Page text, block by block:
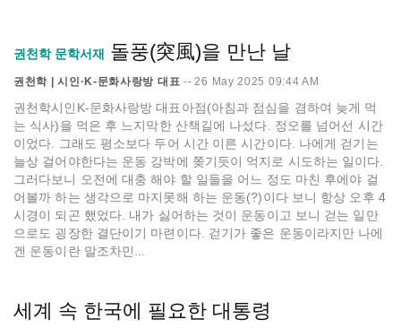
권천학 문학서재 돌풍(突風)을 만난 날
권천학 | 시인·K-문화사랑방 대표 -- 26 May 2025 09:44 AM
권천학시인K-문화사랑방 대표아점(아침과 점심을 겸하여 늦게 먹
는 식사)을 먹은 후 느지막한 산책길에 나섰다. 정오를 넘어선 시간
이었다. 그래도 평소보다 두어 시간 이른 시간이다. 나에게 걷기는
늘상 걸어야한다는 운동 강박에 쫒기듯이 억지로 시도하는 일이다.
그러다보니 오전에 대충 해야 할 일들을 어느 정도 마친 후에야 걸
어볼까 하는 생각으로 마지못해 하는 운동(?)이다 보니 항상 오후 4
시경이 되곤 했었다. 내가 싫어하는 것이 운동이고 보니 걷는 일만
으로도 굉장한 결단이기 마련이다. 걷기가 좋은 운동이라지만 나에
겐 운동이란 말조차민...
세계 속 한국에 필요한 대통령